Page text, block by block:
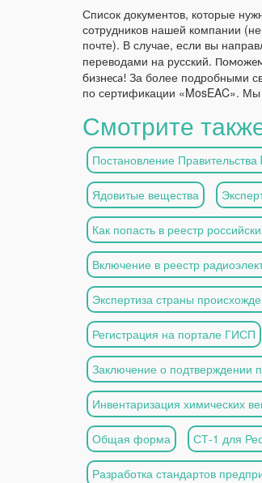
Список документов, которые
сотрудников нашей компании
почте). В случае, если вы
переводами на русский.
бизнеса! За более подробными
по сертификации «MosEAC». Мы
Смотрите
Постановление
Ядовитые вещества
Как попасть в реестр
Включение в реестр
Экспертиза страны
Регистрация на портале ГИСП
Заключение о подтверждении
Инвентаризация химических
Общая форма СТ-1 для
Разработка стандартов